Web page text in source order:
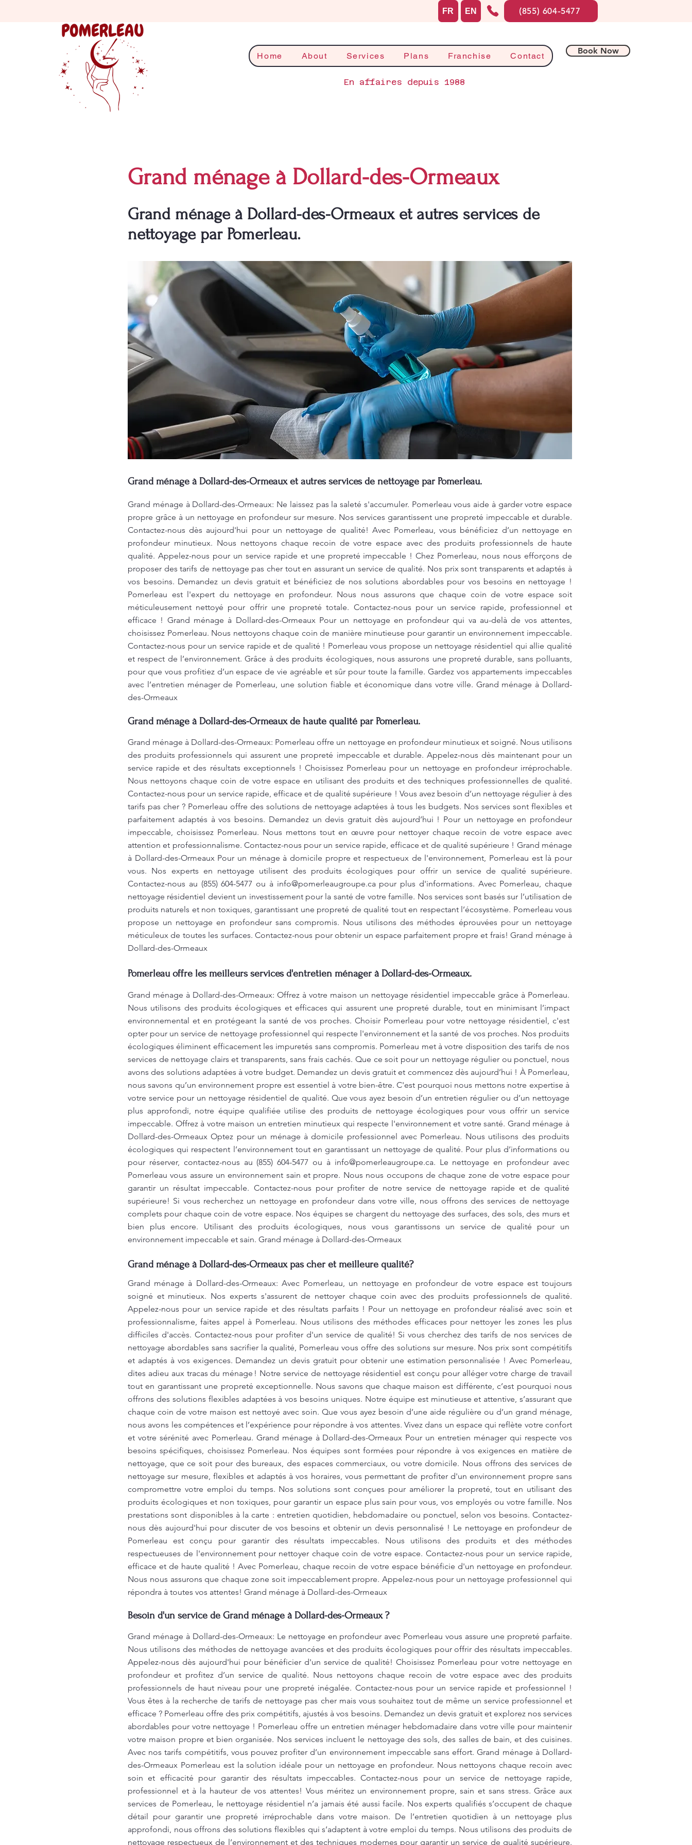
Home About Services Plans Franchise Contact
Book Now
En affaires depuis 1988
FR EN (855) 604-5477
Grand ménage à Dollard-des-Ormeaux
Grand ménage à Dollard-des-Ormeaux et autres services de
nettoyage par Pomerleau.
Grand ménage à Dollard-des-Ormeaux et autres services de nettoyage par Pomerleau.
Grand ménage à Dollard-des-Ormeaux: Ne laissez pas la saleté s'accumuler. Pomerleau vous aide à garder votre espace
propre grâce à un nettoyage en profondeur sur mesure. Nos services garantissent une propreté impeccable et durable.
Contactez-nous dès aujourd'hui pour un nettoyage de qualité! Avec Pomerleau, vous bénéficiez d’un nettoyage en
profondeur minutieux. Nous nettoyons chaque recoin de votre espace avec des produits professionnels de haute
qualité. Appelez-nous pour un service rapide et une propreté impeccable ! Chez Pomerleau, nous nous efforçons de
proposer des tarifs de nettoyage pas cher tout en assurant un service de qualité. Nos prix sont transparents et adaptés à
vos besoins. Demandez un devis gratuit et bénéficiez de nos solutions abordables pour vos besoins en nettoyage !
Pomerleau est l'expert du nettoyage en profondeur. Nous nous assurons que chaque coin de votre espace soit
méticuleusement nettoyé pour offrir une propreté totale. Contactez-nous pour un service rapide, professionnel et
efficace ! Grand ménage à Dollard-des-Ormeaux Pour un nettoyage en profondeur qui va au-delà de vos attentes,
choisissez Pomerleau. Nous nettoyons chaque coin de manière minutieuse pour garantir un environnement impeccable.
Contactez-nous pour un service rapide et de qualité ! Pomerleau vous propose un nettoyage résidentiel qui allie qualité
et respect de l’environnement. Grâce à des produits écologiques, nous assurons une propreté durable, sans polluants,
pour que vous profitiez d’un espace de vie agréable et sûr pour toute la famille. Gardez vos appartements impeccables
avec l’entretien ménager de Pomerleau, une solution fiable et économique dans votre ville. Grand ménage à Dollard-
des-Ormeaux
Grand ménage à Dollard-des-Ormeaux de haute qualité par Pomerleau.
Grand ménage à Dollard-des-Ormeaux: Pomerleau offre un nettoyage en profondeur minutieux et soigné. Nous utilisons
des produits professionnels qui assurent une propreté impeccable et durable. Appelez-nous dès maintenant pour un
service rapide et des résultats exceptionnels ! Choisissez Pomerleau pour un nettoyage en profondeur irréprochable.
Nous nettoyons chaque coin de votre espace en utilisant des produits et des techniques professionnelles de qualité.
Contactez-nous pour un service rapide, efficace et de qualité supérieure ! Vous avez besoin d’un nettoyage régulier à des
tarifs pas cher ? Pomerleau offre des solutions de nettoyage adaptées à tous les budgets. Nos services sont flexibles et
parfaitement adaptés à vos besoins. Demandez un devis gratuit dès aujourd’hui ! Pour un nettoyage en profondeur
impeccable, choisissez Pomerleau. Nous mettons tout en œuvre pour nettoyer chaque recoin de votre espace avec
attention et professionnalisme. Contactez-nous pour un service rapide, efficace et de qualité supérieure ! Grand ménage
à Dollard-des-Ormeaux Pour un ménage à domicile propre et respectueux de l'environnement, Pomerleau est là pour
vous. Nos experts en nettoyage utilisent des produits écologiques pour offrir un service de qualité supérieure.
Contactez-nous au (855) 604-5477 ou à info@pomerleaugroupe.capour plus d'informations. Avec Pomerleau, chaque
nettoyage résidentiel devient un investissement pour la santé de votre famille. Nos services sont basés sur l’utilisation de
produits naturels et non toxiques, garantissant une propreté de qualité tout en respectant l’écosystème. Pomerleau vous
propose un nettoyage en profondeur sans compromis. Nous utilisons des méthodes éprouvées pour un nettoyage
méticuleux de toutes les surfaces. Contactez-nous pour obtenir un espace parfaitement propre et frais! Grand ménage à
Dollard-des-Ormeaux
Pomerleau offre les meilleurs services d'entretien ménager à Dollard-des-Ormeaux.
Grand ménage à Dollard-des-Ormeaux: Offrez à votre maison un nettoyage résidentiel impeccable grâce à Pomerleau.
Nous utilisons des produits écologiques et efficaces qui assurent une propreté durable, tout en minimisant l’impact
environnemental et en protégeant la santé de vos proches. Choisir Pomerleau pour votre nettoyage résidentiel, c'est
opter pour un service de nettoyage professionnel qui respecte l'environnement et la santé de vos proches. Nos produits
écologiques éliminent efficacement les impuretés sans compromis. Pomerleau met à votre disposition des tarifs de nos
services de nettoyage clairs et transparents, sans frais cachés. Que ce soit pour un nettoyage régulier ou ponctuel, nous
avons des solutions adaptées à votre budget. Demandez un devis gratuit et commencez dès aujourd’hui ! À Pomerleau,
nous savons qu’un environnement propre est essentiel à votre bien-être. C'est pourquoi nous mettons notre expertise à
votre service pour un nettoyage résidentiel de qualité. Que vous ayez besoin d’un entretien régulier ou d’un nettoyage
plus approfondi, notre équipe qualifiée utilise des produits de nettoyage écologiques pour vous offrir un service
impeccable. Offrez à votre maison un entretien minutieux qui respecte l'environnement et votre santé. Grand ménage à
Dollard-des-Ormeaux Optez pour un ménage à domicile professionnel avec Pomerleau. Nous utilisons des produits
écologiques qui respectent l’environnement tout en garantissant un nettoyage de qualité. Pour plus d’informations ou
pour réserver, contactez-nous au (855) 604-5477 ou à info@pomerleaugroupe.ca. Le nettoyage en profondeur avec
Pomerleau vous assure un environnement sain et propre. Nous nous occupons de chaque zone de votre espace pour
garantir un résultat impeccable. Contactez-nous pour profiter de notre service de nettoyage rapide et de qualité
supérieure! Si vous recherchez un nettoyage en profondeur dans votre ville, nous offrons des services de nettoyage
complets pour chaque coin de votre espace. Nos équipes se chargent du nettoyage des surfaces, des sols, des murs et
bien plus encore. Utilisant des produits écologiques, nous vous garantissons un service de qualité pour un
environnement impeccable et sain. Grand ménage à Dollard-des-Ormeaux
Grand ménage à Dollard-des-Ormeaux pas cher et meilleure qualité?
Grand ménage à Dollard-des-Ormeaux: Avec Pomerleau, un nettoyage en profondeur de votre espace est toujours
soigné et minutieux. Nos experts s'assurent de nettoyer chaque coin avec des produits professionnels de qualité.
Appelez-nous pour un service rapide et des résultats parfaits ! Pour un nettoyage en profondeur réalisé avec soin et
professionnalisme, faites appel à Pomerleau. Nous utilisons des méthodes efficaces pour nettoyer les zones les plus
difficiles d'accès. Contactez-nous pour profiter d'un service de qualité! Si vous cherchez des tarifs de nos services de
nettoyage abordables sans sacrifier la qualité, Pomerleau vous offre des solutions sur mesure. Nos prix sont compétitifs
et adaptés à vos exigences. Demandez un devis gratuit pour obtenir une estimation personnalisée ! Avec Pomerleau,
dites adieu aux tracas du ménage ! Notre service de nettoyage résidentiel est conçu pour alléger votre charge de travail
tout en garantissant une propreté exceptionnelle. Nous savons que chaque maison est différente, c’est pourquoi nous
offrons des solutions flexibles adaptées à vos besoins uniques. Notre équipe est minutieuse et attentive, s’assurant que
chaque coin de votre maison est nettoyé avec soin. Que vous ayez besoin d’une aide régulière ou d’un grand ménage,
nous avons les compétences et l’expérience pour répondre à vos attentes. Vivez dans un espace qui reflète votre confort
et votre sérénité avec Pomerleau. Grand ménage à Dollard-des-Ormeaux Pour un entretien ménager qui respecte vos
besoins spécifiques, choisissez Pomerleau. Nos équipes sont formées pour répondre à vos exigences en matière de
nettoyage, que ce soit pour des bureaux, des espaces commerciaux, ou votre domicile. Nous offrons des services de
nettoyage sur mesure, flexibles et adaptés à vos horaires, vous permettant de profiter d'un environnement propre sans
compromettre votre emploi du temps. Nos solutions sont conçues pour améliorer la propreté, tout en utilisant des
produits écologiques et non toxiques, pour garantir un espace plus sain pour vous, vos employés ou votre famille. Nos
prestations sont disponibles à la carte : entretien quotidien, hebdomadaire ou ponctuel, selon vos besoins. Contactez-
nous dès aujourd'hui pour discuter de vos besoins et obtenir un devis personnalisé ! Le nettoyage en profondeur de
Pomerleau est conçu pour garantir des résultats impeccables. Nous utilisons des produits et des méthodes
respectueuses de l'environnement pour nettoyer chaque coin de votre espace. Contactez-nous pour un service rapide,
efficace et de haute qualité ! Avec Pomerleau, chaque recoin de votre espace bénéficie d'un nettoyage en profondeur.
Nous nous assurons que chaque zone soit impeccablement propre. Appelez-nous pour un nettoyage professionnel qui
répondra à toutes vos attentes! Grand ménage à Dollard-des-Ormeaux
Besoin d'un service de Grand ménage à Dollard-des-Ormeaux ?
Grand ménage à Dollard-des-Ormeaux: Le nettoyage en profondeur avec Pomerleau vous assure une propreté parfaite.
Nous utilisons des méthodes de nettoyage avancées et des produits écologiques pour offrir des résultats impeccables.
Appelez-nous dès aujourd'hui pour bénéficier d'un service de qualité! Choisissez Pomerleau pour votre nettoyage en
profondeur et profitez d’un service de qualité. Nous nettoyons chaque recoin de votre espace avec des produits
professionnels de haut niveau pour une propreté inégalée. Contactez-nous pour un service rapide et professionnel !
Vous êtes à la recherche de tarifs de nettoyage pas cher mais vous souhaitez tout de même un service professionnel et
efficace ? Pomerleau offre des prix compétitifs, ajustés à vos besoins. Demandez un devis gratuit et explorez nos services
abordables pour votre nettoyage ! Pomerleau offre un entretien ménager hebdomadaire dans votre ville pour maintenir
votre maison propre et bien organisée. Nos services incluent le nettoyage des sols, des salles de bain, et des cuisines.
Avec nos tarifs compétitifs, vous pouvez profiter d’un environnement impeccable sans effort. Grand ménage à Dollard-
des-Ormeaux Pomerleau est la solution idéale pour un nettoyage en profondeur. Nous nettoyons chaque recoin avec
soin et efficacité pour garantir des résultats impeccables. Contactez-nous pour un service de nettoyage rapide,
professionnel et à la hauteur de vos attentes! Vous méritez un environnement propre, sain et sans stress. Grâce aux
services de Pomerleau, le nettoyage résidentiel n’a jamais été aussi facile. Nos experts qualifiés s’occupent de chaque
détail pour garantir une propreté irréprochable dans votre maison. De l’entretien quotidien à un nettoyage plus
approfondi, nous offrons des solutions flexibles qui s’adaptent à votre emploi du temps. Nous utilisons des produits de
nettoyage respectueux de l’environnement et des techniques modernes pour garantir un service de qualité supérieure.